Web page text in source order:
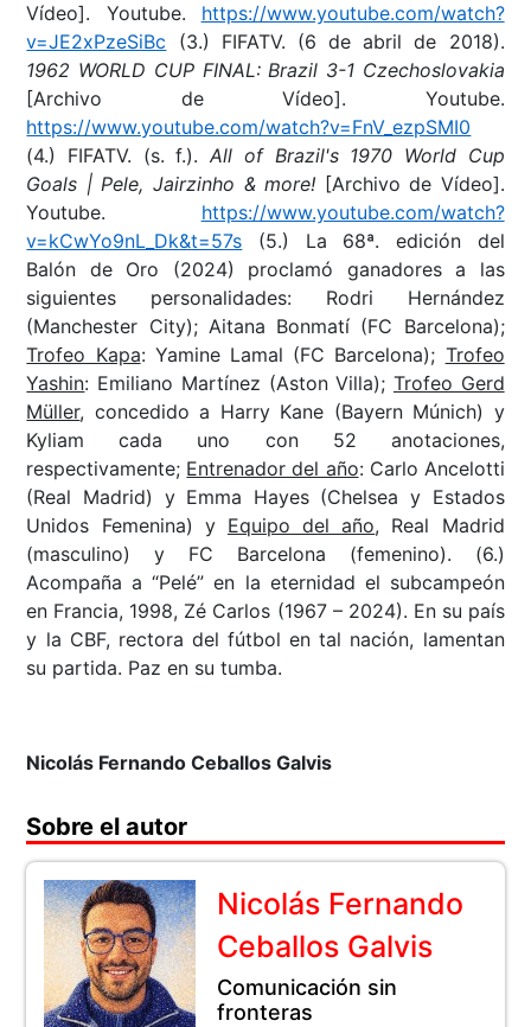
Vídeo]. Youtube. https://www.youtube.com/watch?
v=JE2xPzeSiBc (3.) FIFATV. (6 de abril de 2018).
1962 WORLD CUP FINAL: Brazil 3-1 Czechoslovakia
[Archivo de Vídeo]. Youtube.
https://www.youtube.com/watch?v=FnV_ezpSMI0
(4.) FIFATV. (s. f.).All of Brazil's 1970 World Cup
Goals | Pele, Jairzinho & more! [Archivo de Vídeo].
Youtube. https://www.youtube.com/watch?
v=kCwYo9nL_Dk&t=57s (5.) La 68ª. edición del
Balón de Oro (2024) proclamó ganadores a las
siguientes personalidades: Rodri Hernández
(Manchester City); Aitana Bonmatí (FC Barcelona);
Trofeo Kapa: Yamine Lamal (FC Barcelona); Trofeo
Yashin: Emiliano Martínez (Aston Villa); Trofeo Gerd
Müller, concedido a Harry Kane (Bayern Múnich) y
Kyliam cada uno con 52 anotaciones,
respectivamente; Entrenador del año: Carlo Ancelotti
(Real Madrid) y Emma Hayes (Chelsea y Estados
Unidos Femenina) y Equipo del año, Real Madrid
(masculino) y FC Barcelona (femenino). (6.)
Acompaña a “Pelé” en la eternidad el subcampeón
en Francia, 1998, Zé Carlos (1967 – 2024). En su país
y la CBF, rectora del fútbol en tal nación, lamentan
su partida. Paz en su tumba.
Nicolás Fernando Ceballos Galvis
Sobre el autor
Nicolás Fernando
Ceballos Galvis
Comunicación sin
fronteras